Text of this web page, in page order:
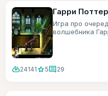
Гарри
Игра про
волшебника
cloud_download24141 star5comment29